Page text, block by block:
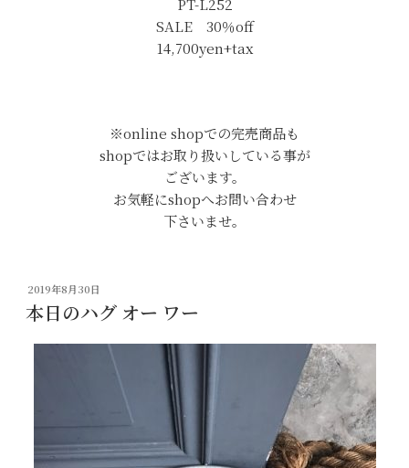
PT-L252
SALE 30％off
14,700yen+tax
※online shopでの完売商品も
shopではお取り扱いしている事が
ございます。
お気軽にshopへお問い合わせ
下さいませ。
投
稿
日:
2019年8月30日
本日のハグ オー ワー